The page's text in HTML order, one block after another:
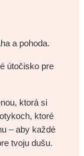
a pohoda.
útočisko pre
ktorá si
ktoré
– aby každé
tvoju dušu.